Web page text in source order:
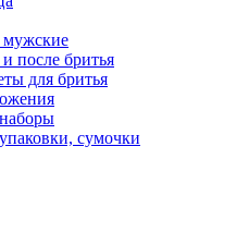
мужские
после бритья
для бритья
сумочки